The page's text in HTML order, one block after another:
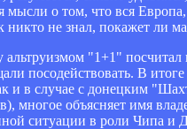
мысли о том, что вся
никто не знал, покажет
"1+1"
посодействовать. В
и в случае с донецким
многое объясняет имя
ситуации в роли Чипа и